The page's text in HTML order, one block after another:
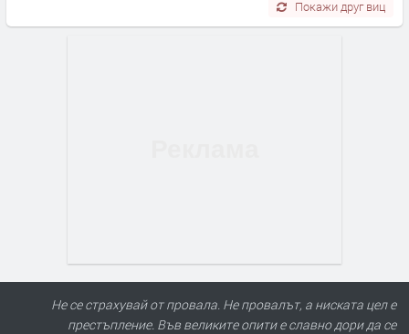
Покажи друг виц
Не се страхувай от провала. Не провалът, а ниската цел е
престъпление. Във великите опити е славно дори да се